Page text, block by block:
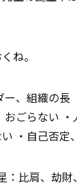
ね。
、組織の
ごらない
・自己否定
：比肩、劫